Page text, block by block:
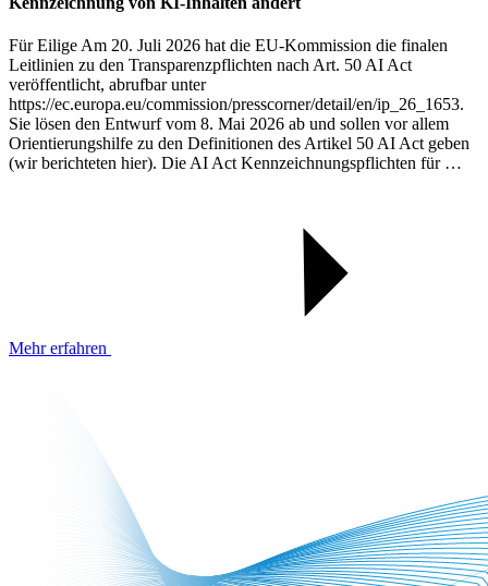
Für Eilige Am 20. Juli 2026 hat die EU-Kommission die finalen
Leitlinien zu den Transparenzpflichten nach Art. 50 AI Act
veröffentlicht, abrufbar unter
https://ec.europa.eu/commission/presscorner/detail/en/ip_26_1653.
Sie lösen den Entwurf vom 8. Mai 2026 ab und sollen vor allem
Orientierungshilfe zu den Definitionen des Artikel 50 AI Act geben
(wir berichteten hier). Die AI Act Kennzeichnungspflichten für …
Mehr erfahren